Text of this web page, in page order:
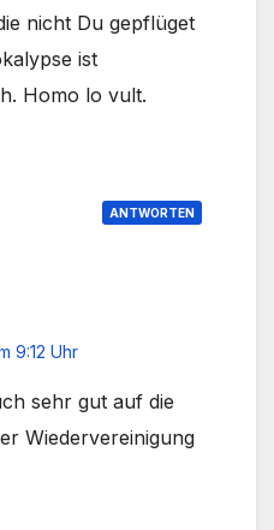
nicht Du gepflüget
ist
Homo lo vult.
ANTWORTEN
9:12 Uhr
sehr gut auf die
Wiedervereinigung